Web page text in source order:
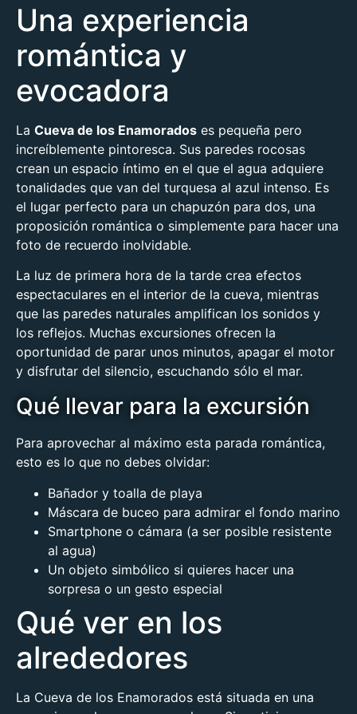
Una experiencia
romántica y
evocadora
La Cueva de los Enamorados es pequeña pero
increíblemente pintoresca. Sus paredes rocosas
crean un espacio íntimo en el que el agua adquiere
tonalidades que van del turquesa al azul intenso. Es
el lugar perfecto para un chapuzón para dos, una
proposición romántica o simplemente para hacer una
foto de recuerdo inolvidable.
La luz de primera hora de la tarde crea efectos
espectaculares en el interior de la cueva, mientras
que las paredes naturales amplifican los sonidos y
los reflejos. Muchas excursiones ofrecen la
oportunidad de parar unos minutos, apagar el motor
y disfrutar del silencio, escuchando sólo el mar.
Qué llevar para la excursión
Para aprovechar al máximo esta parada romántica,
esto es lo que no debes olvidar:
Bañador y toalla de playa
Máscara de buceo para admirar el fondo marino
Smartphone o cámara (a ser posible resistente
al agua)
Un objeto simbólico si quieres hacer una
sorpresa o un gesto especial
Qué ver en los
alrededores
La Cueva de los Enamorados está situada en una